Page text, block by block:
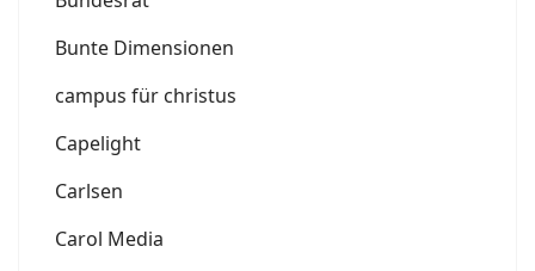
Bunte Dimensionen
campus für christus
Capelight
Carlsen
Carol Media